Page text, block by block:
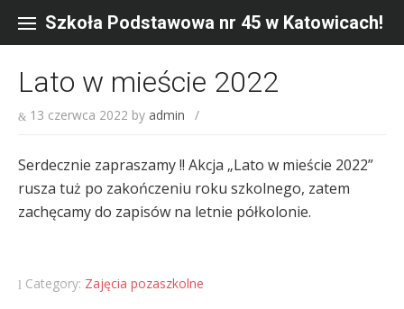
content
Szkoła Podstawowa nr 45 w Katowicach!
Lato w mieście 2022
13 czerwca 2022 by admin /
Serdecznie zapraszamy !! Akcja „Lato w mieście 2022”
rusza tuż po zakończeniu roku szkolnego, zatem
zachęcamy do zapisów na letnie półkolonie.
Category: Zajęcia pozaszkolne